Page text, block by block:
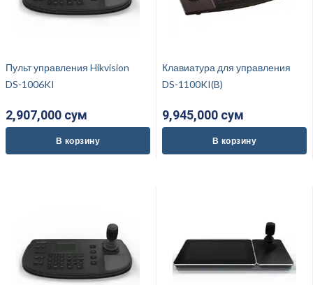
Пульт управления Hikvision
DS-1006KI
2,907,000 cум
В корзину
Клавиатура для управления
DS-1100KI(B)
9,945,000 cум
В корзину